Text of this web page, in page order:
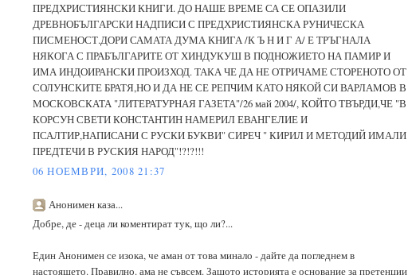
ПРЕДХРИСТИЯНСКИ КНИГИ. ДО НАШЕ ВРЕМЕ СА СЕ ОПАЗИЛИ
ДРЕВНОБЪЛГАРСКИ НАДПИСИ С ПРЕДХРИСТИЯНСКА РУНИЧЕСКА
ПИСМЕНОСТ.ДОРИ САМАТА ДУМА КНИГА /К Ъ Н И Г А/ Е ТРЪГНАЛА
НЯКОГА С ПРАБЪЛГАРИТЕ ОТ ХИНДУКУШ В ПОДНОЖИЕТО НА ПАМИР И
ИМА ИНДОИРАНСКИ ПРОИЗХОД. ТАКА ЧЕ ДА НЕ ОТРИЧАМЕ СТОРЕНОТО ОТ
СОЛУНСКИТЕ БРАТЯ,НО И ДА НЕ СЕ РЕПЧИМ КАТО НЯКОЙ СИ ВАРЛАМОВ В
МОСКОВСКАТА "ЛИТЕРАТУРНАЯ ГАЗЕТА"/26 май 2004/, КОЙТО ТВЪРДИ,ЧЕ "В
КОРСУН СВЕТИ КОНСТАНТИН НАМЕРИЛ ЕВАНГЕЛИЕ И
ПСАЛТИР,НАПИСАНИ С РУСКИ БУКВИ" СИРЕЧ " КИРИЛ И МЕТОДИЙ ИМАЛИ
ПРЕДТЕЧИ В РУСКИЯ НАРОД"!?!?!!!
06 НОЕМВРИ, 2008 21:37
Анонимен каза...
Добре, де - деца ли коментират тук, що ли?...
Един Анонимен се изока, че аман от това минало - дайте да погледнем в
настоящето. Правилно. ама не съвсем. Защото историята е основание за претенции